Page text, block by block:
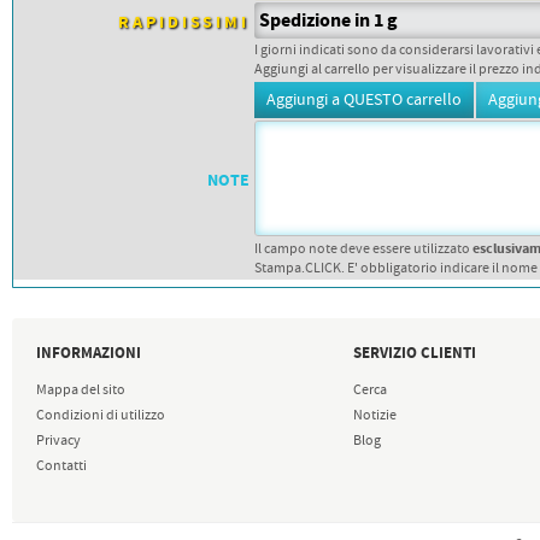
DORSALI TARGHE
RAPIDISSIMI Spedizione in 1 g
I giorni indicati sono da considerarsi
Aggiungi al carrello per visualizzare il prezzo
NOTE
Il campo note deve essere utilizzato
Stampa.CLICK. E' obbligatorio indicare il
INFORMAZIONI
Mappa del sito
Condizioni di utilizzo
Privacy
Contatti
SERVIZIO CLIENTI
Cerca
Notizie
Blog